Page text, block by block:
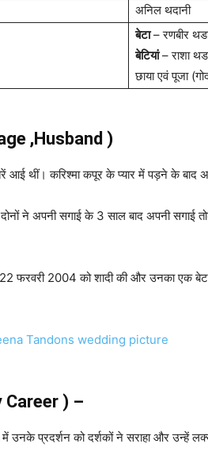
अनिल थदानी
बेटा– रणबीर
बेटियां– राशा
छाया एवं पूजा
,Husband )
थीं। करिश्मा कपूर के प्यार में पड़ने के बाद
ने अपनी सगाई के 3 साल बाद अपनी सगाई
2004 को शादी की और उनका एक
Career ) –
प्रदर्शन को दर्शकों ने सराहा और उन्हें